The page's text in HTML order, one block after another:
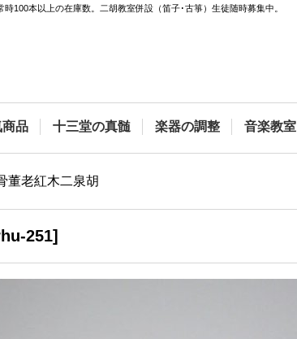
100本以上の在庫数。二胡教室併設（笛子･古箏）生徒随時募集中。
商品 十三堂の真髄 楽器の調整 音楽教室
董老紅木二泉胡
251]